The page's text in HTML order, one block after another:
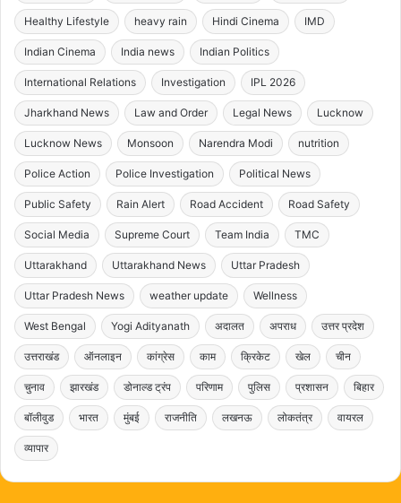
Healthy Lifestyle heavy rain Hindi Cinema IMD
Indian Cinema India news Indian Politics
International Relations Investigation IPL 2026
Jharkhand News Law and Order Legal News Lucknow
Lucknow News Monsoon Narendra Modi nutrition
Police Action Police Investigation Political News
Public Safety Rain Alert Road Accident Road Safety
Social Media Supreme Court Team India TMC
Uttarakhand Uttarakhand News Uttar Pradesh
Uttar Pradesh News weather update Wellness
West Bengal Yogi Adityanath अदालत अपराध उत्तर प्रदेश
उत्तराखंड ऑनलाइन कांग्रेस काम क्रिकेट खेल चीन
चुनाव झारखंड डोनाल्ड ट्रंप परिणाम पुलिस प्रशासन बिहार
बॉलीवुड भारत मुंबई राजनीति लखनऊ लोकतंत्र वायरल
व्यापार